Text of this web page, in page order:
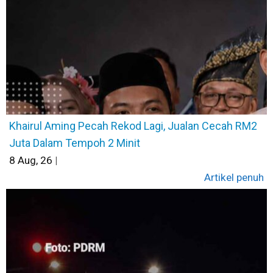
Khairul Aming Pecah Rekod Lagi, Jualan Cecah RM2
Juta Dalam Tempoh 2 Minit
8 Aug, 26 |
Artikel penuh